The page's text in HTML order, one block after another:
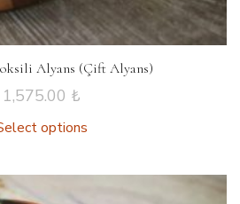
Alyans (Çift Alyans)
1,575.00 ₺
options